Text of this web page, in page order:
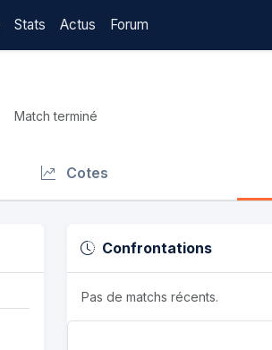
Stats Actus Forum
Match terminé
Cotes
Confrontations
Pas de matchs récents.